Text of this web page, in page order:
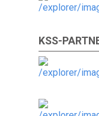
KSS-